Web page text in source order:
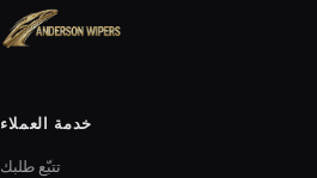
خدمة العملاء
تتبّع طلبك